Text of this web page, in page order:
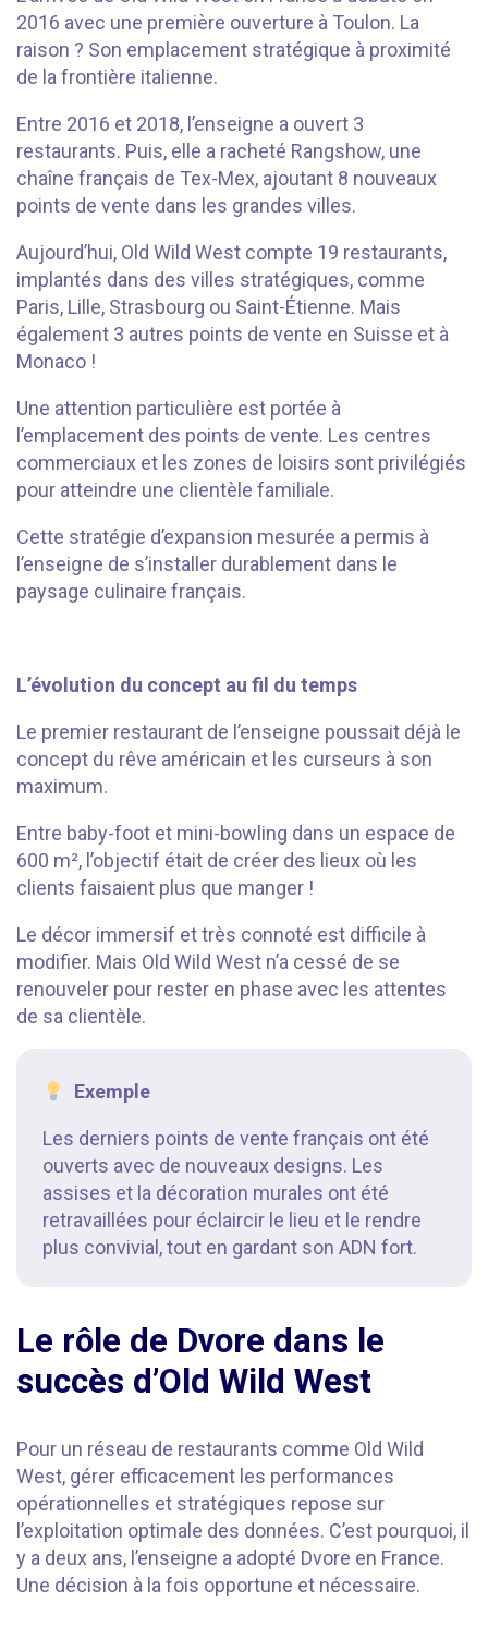
2016 avec une première ouverture à Toulon. La
raison ? Son emplacement stratégique à proximité
de la frontière italienne.
Entre 2016 et 2018, l’enseigne a ouvert 3
restaurants. Puis, elle a racheté Rangshow, une
chaîne français de Tex-Mex, ajoutant 8 nouveaux
points de vente dans les grandes villes.
Aujourd’hui, Old Wild West compte 19 restaurants,
implantés dans des villes stratégiques, comme
Paris, Lille, Strasbourg ou Saint-Étienne. Mais
également 3 autres points de vente en Suisse et à
Monaco !
Une attention particulière est portée à
l’emplacement des points de vente. Les centres
commerciaux et les zones de loisirs sont privilégiés
pour atteindre une clientèle familiale.
Cette stratégie d’expansion mesurée a permis à
l’enseigne de s’installer durablement dans le
paysage culinaire français.
L’évolution du concept au fil du temps
Le premier restaurant de l’enseigne poussait déjà le
concept du rêve américain et les curseurs à son
maximum.
Entre baby-foot et mini-bowling dans un espace de
600 m², l’objectif était de créer des lieux où les
clients faisaient plus que manger !
Le décor immersif et très connoté est difficile à
modifier. Mais Old Wild West n’a cessé de se
renouveler pour rester en phase avec les attentes
de sa clientèle.
Exemple
Les derniers points de vente français ont été
ouverts avec de nouveaux designs. Les
assises et la décoration murales ont été
retravaillées pour éclaircir le lieu et le rendre
plus convivial, tout en gardant son ADN fort.
Le rôle de Dvore dans le
succès d’Old Wild West
Pour un réseau de restaurants comme Old Wild
West, gérer efficacement les performances
opérationnelles et stratégiques repose sur
l’exploitation optimale des données. C’est pourquoi, il
y a deux ans, l’enseigne a adopté Dvore en France.
Une décision à la fois opportune et nécessaire.